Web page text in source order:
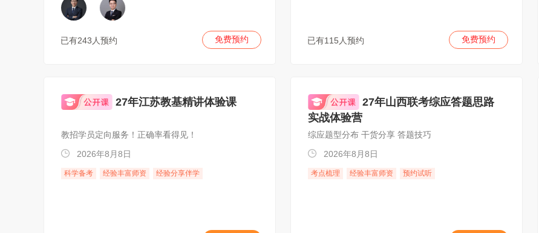
已有243人预约 免费预约 已有115人预约 免费预约
27年江苏教基精讲体验课
教招学员定向服务！正确率看得见！
2026年8月8日
科学备考 经验丰富师资 经验分享伴学
27年山西联考综应答题思路
实战体验营
综应题型分布 干货分享 答题技巧
2026年8月8日
考点梳理 经验丰富师资 预约试听